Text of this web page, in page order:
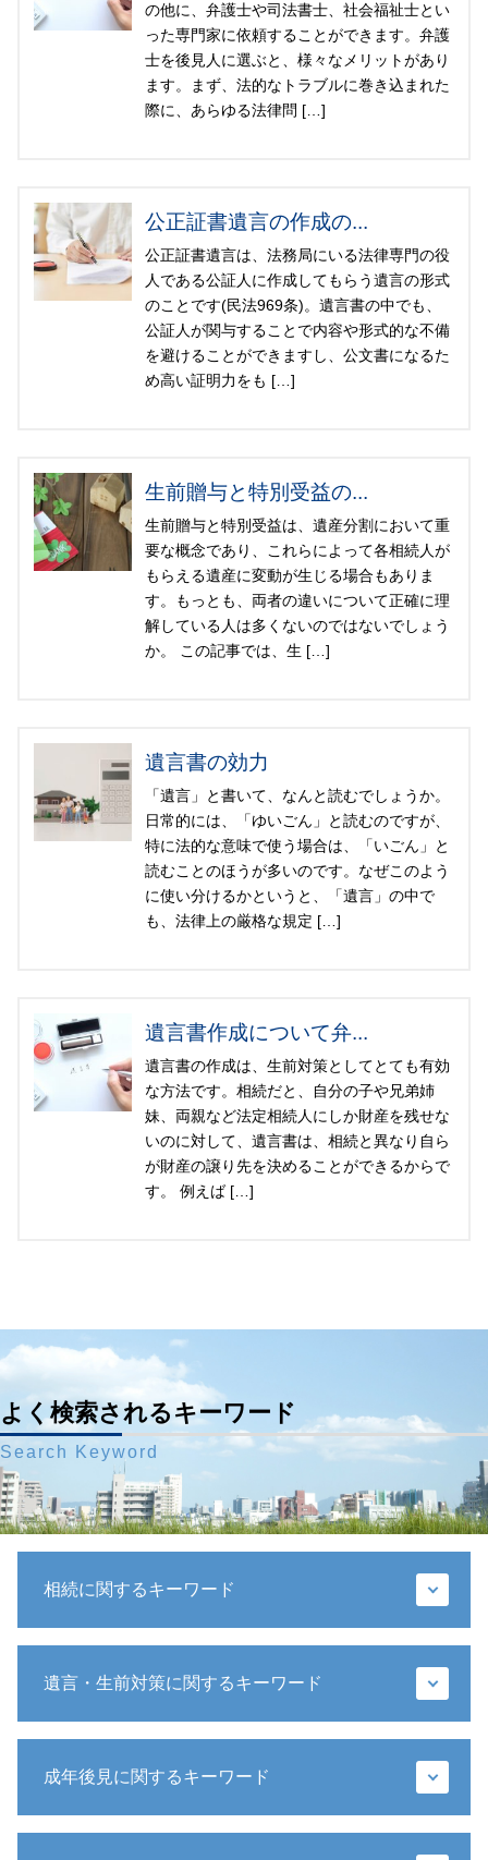
の他に、弁護士や司法書士、社会福祉士とい
った専門家に依頼することができます。弁護
士を後見人に選ぶと、様々なメリットがあり
ます。まず、法的なトラブルに巻き込まれた
際に、あらゆる法律問 […]
公正証書遺言の作成の...
公正証書遺言は、法務局にいる法律専門の役
人である公証人に作成してもらう遺言の形式
のことです(民法969条)。遺言書の中でも、
公証人が関与することで内容や形式的な不備
を避けることができますし、公文書になるた
め高い証明力をも […]
生前贈与と特別受益の...
生前贈与と特別受益は、遺産分割において重
要な概念であり、これらによって各相続人が
もらえる遺産に変動が生じる場合もありま
す。もっとも、両者の違いについて正確に理
解している人は多くないのではないでしょう
か。 この記事では、生 […]
遺言書の効力
「遺言」と書いて、なんと読むでしょうか。
日常的には、「ゆいごん」と読むのですが、
特に法的な意味で使う場合は、「いごん」と
読むことのほうが多いのです。なぜこのよう
に使い分けるかというと、「遺言」の中で
も、法律上の厳格な規定 […]
遺言書作成について弁...
遺言書の作成は、生前対策としてとても有効
な方法です。相続だと、自分の子や兄弟姉
妹、両親など法定相続人にしか財産を残せな
いのに対して、遺言書は、相続と異なり自ら
が財産の譲り先を決めることができるからで
す。 例えば […]
よく検索されるキーワード
Search Keyword
相続に関するキーワード
相続放棄 手続き 流れ
成年後見人 相続
公正証書遺言 遺留分
遺言・生前対策に関するキーワード
遺言 遺贈
公正証書遺言 検認
成年後見に関するキーワード